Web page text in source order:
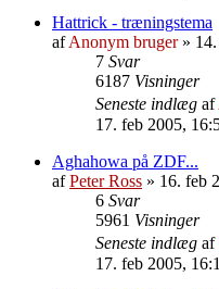
Hattrick - træningstema
afAnonym bruger»
7 Svar
6187 Visninger
Seneste indlæg af
17. feb 2005,
Aghahowa på ZDF...
afPeter Ross » 16. feb
6 Svar
5961 Visninger
Seneste indlæg af
17. feb 2005,